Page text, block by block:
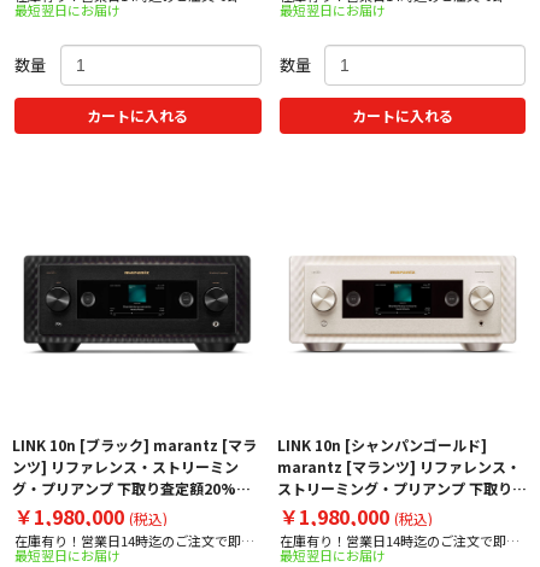
出荷！
最短翌日にお届け
数量
カートに入れる
出荷！
最短翌日にお届け
数量
カートに入れる
LINK 10n [ブラック] marantz [マラ
ンツ] リファレンス・ストリーミン
グ・プリアンプ 下取り査定額20%ア
ップ実施中！
￥1,980,000 (税込)
在庫有り！営業日14時迄のご注文で即日
出荷！
最短翌日にお届け
LINK 10n [シャンパンゴールド]
marantz [マランツ] リファレンス・
ストリーミング・プリアンプ 下取り査
定額20%アップ実施中！
￥1,980,000 (税込)
在庫有り！営業日14時迄のご注文で即日
出荷！
最短翌日にお届け